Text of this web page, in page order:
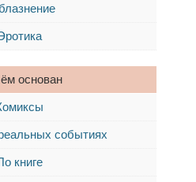
основан
событиях
книге